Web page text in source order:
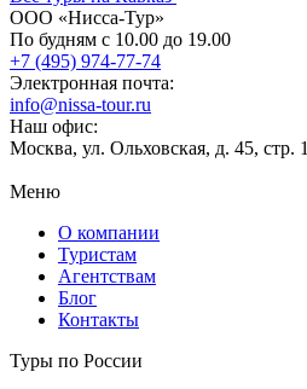
ООО «Нисса-Тур»
По будням с 10.00 до 19.00
+7 (495) 974-77-74
Электронная почта:
info@nissa-tour.ru
Наш офис:
Москва, ул. Ольховская, д. 45, стр. 1
Меню
О компании
Туристам
Агентствам
Блог
Контакты
Туры по России